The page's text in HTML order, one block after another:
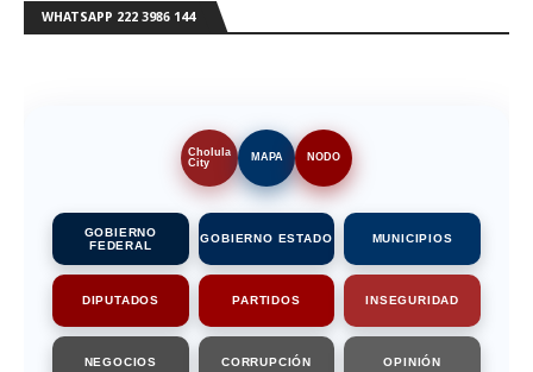
WHATSAPP 222 3986 144
Cholula
City
MAPA NODO
GOBIERNO
FEDERAL
GOBIERNO ESTADO MUNICIPIOS
DIPUTADOS PARTIDOS INSEGURIDAD
NEGOCIOS CORRUPCIÓN OPINIÓN